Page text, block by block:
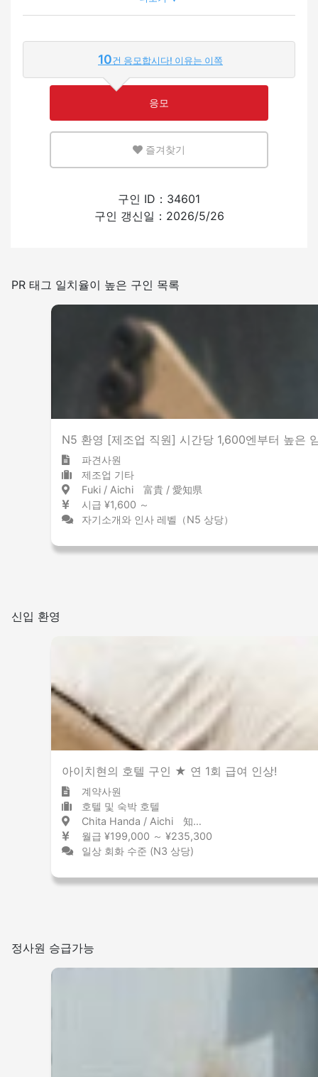
외국인이 근무하는 비율
영어 또는 모국어를 살릴 수 있는 환경
일본어를 쓰는 빈도
10건 응모합시다! 이유는 이쪽
응모
즐겨찾기
구인 ID：34601
구인 갱신일：2026/5/26
PR 태그 일치율이 높은 구인 목록
N5 환영 [제조업 직원] 시간당 1,600엔부터 높은
파견사원
제조업 기타
Fuki / Aichi 富貴 / 愛知県
시급 ¥1,600 ～
자기소개와 인사 레벨（N5 상당）
신입 환영
아이치현의 호텔 구인 ★ 연 1회 급여 인상!
계약사원
호텔 및 숙박 호텔
Chita Handa / Aichi 知多半田 / 愛知県
월급 ¥199,000 ～ ¥235,300
일상 회화 수준 (N3 상당)
정사원 승급가능